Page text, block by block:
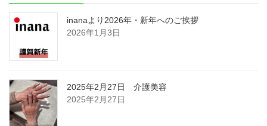
inanaより2026年・新年へのご挨拶
2026年1月3日
2025年2月27日 介護美容
2025年2月27日